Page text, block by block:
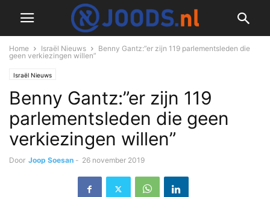
Home Israël Nieuws
Benny Gantz:”er zijn 119 parlementsleden die
geen verkiezingen willen”
Israël Nieuws
Benny Gantz:”er zijn 119
parlementsleden die geen
verkiezingen willen”
Door Joop Soesan - 26 november 2019